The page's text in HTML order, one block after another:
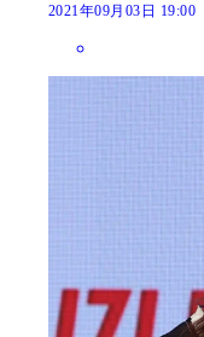
2021年09月03日 19:00